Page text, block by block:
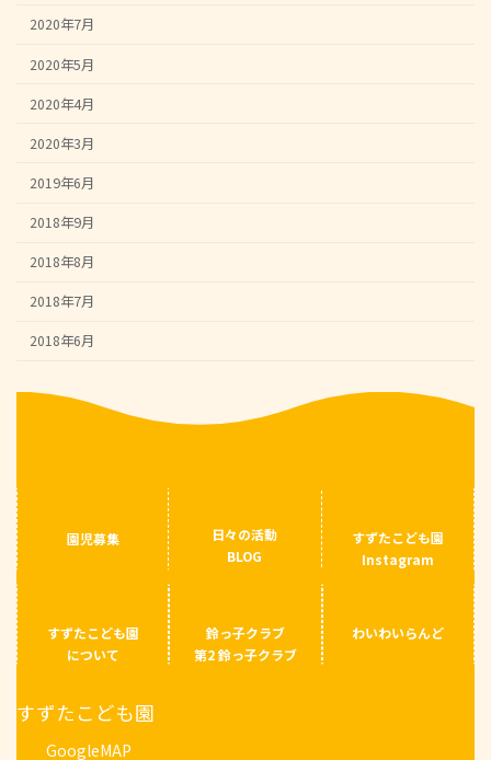
2020年7月
2020年5月
2020年4月
2020年3月
2019年6月
2018年9月
2018年8月
2018年7月
2018年6月
園児募集
日々の活動
BLOG
すずたこども園
Instagram
すずたこども園
について
鈴っ子クラブ
第2 鈴っ子クラブ
わいわいらんど
すずたこども園
GoogleMAP